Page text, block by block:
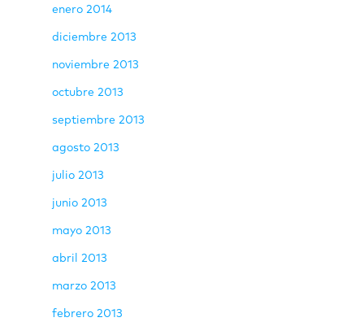
enero 2014
diciembre 2013
noviembre 2013
octubre 2013
septiembre 2013
agosto 2013
julio 2013
junio 2013
mayo 2013
abril 2013
marzo 2013
febrero 2013